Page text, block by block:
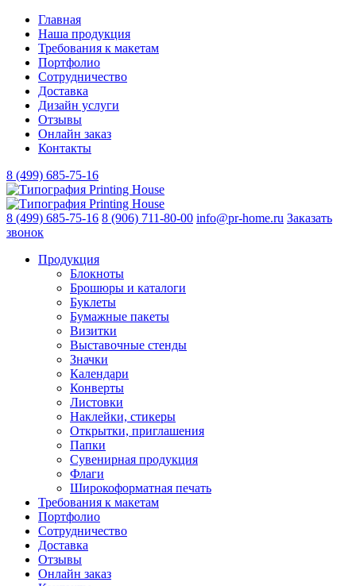
Главная
Наша продукция
Требования к макетам
Портфолио
Сотрудничество
Доставка
Дизайн услуги
Отзывы
Онлайн заказ
Контакты
8 (499) 685-75-16
8 (499) 685-75-16 8 (906) 711-80-00 info@pr-home.ru Заказать
звонок
Продукция
Блокноты
Брошюры и каталоги
Буклеты
Бумажные пакеты
Визитки
Выставочные стенды
Значки
Календари
Конверты
Листовки
Наклейки, стикеры
Открытки, приглашения
Папки
Сувенирная продукция
Флаги
Широкоформатная печать
Требования к макетам
Портфолио
Сотрудничество
Доставка
Отзывы
Онлайн заказ